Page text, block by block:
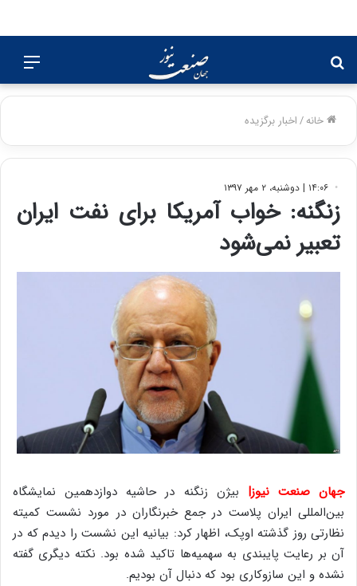
برای
خانه/اخبار برگزیده
۱۴:۰۶ | دوشنبه، ۲ مهر ۱۳۹۷
زنگنه: خواب آمریکا برای نفت ایران
تعبیر نمی‌شود
جهان صنعت نیوز| بیژن زنگنه در حاشیه دوازدهمین نمایشگاه
بین‌المللی ایران پلاست در جمع خبرنگاران در مورد نشست کمیته
نظارتی روز گذشته اوپک، اظهار کرد: بیانیه این نشست را دیدم که در
آن بر رعایت پایبندی به سهمیه‌ها تاکید شده بود. نکته دیگری گفته
نشده و این سازوکاری بود که دنبال آن بودیم.